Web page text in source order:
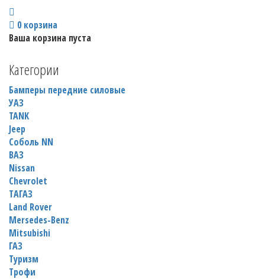
0 корзина
Ваша корзина пуста
Категории
Бамперы передние силовые
УАЗ
TANK
Jeep
Соболь NN
ВАЗ
Nissan
Chevrolet
TАГАЗ
Land Rover
Mersedes-Benz
Mitsubishi
ГАЗ
Туризм
Трофи